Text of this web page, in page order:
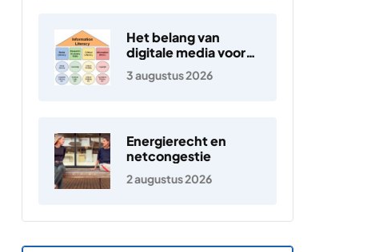
Het belang van
digitale media voor
jongeren
3 augustus 2026
Energierecht en
netcongestie
2 augustus 2026